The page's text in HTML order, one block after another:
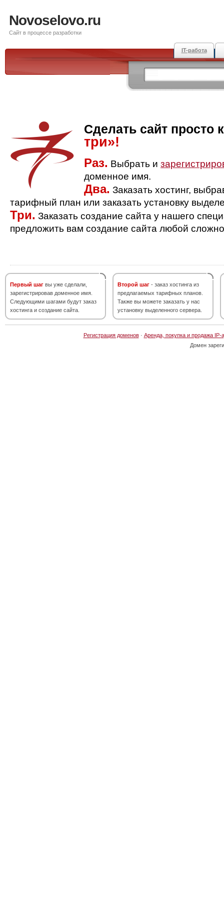
Novoselovo.ru
Сайт в процессе разработки
IT-работа
Сделать сайт просто
три»!
Раз. Выбрать и
доменное имя.
Два. Заказать хостинг,
тарифный план или заказать установку
Три. Заказать создание сайта у нашего
предложить вам создание сайта любой
Первый шаг вы уже сделали,
зарегистрировав доменное имя.
Следующими шагами будут заказ
хостинга и создание сайта.
Второй шаг - заказ хостинга из
предлагаемых тарифных планов.
Также вы можете заказать у нас
установку выделенного сервера.
Регистрация доменов· Аренда, покупка и продажа IP-
Домен